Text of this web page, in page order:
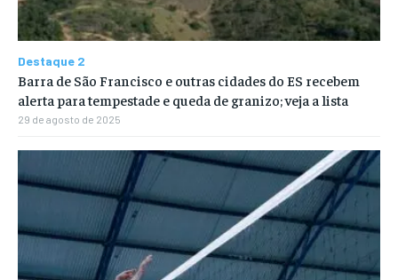
Destaque 2
Barra de São Francisco e outras cidades do ES recebem
alerta para tempestade e queda de granizo; veja a lista
29 de agosto de 2025